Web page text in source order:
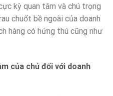
kỳ quan tâm và chú trọng
chuốt bề ngoài của doanh
hàng có hứng thú cũng như
của chủ đối với doanh